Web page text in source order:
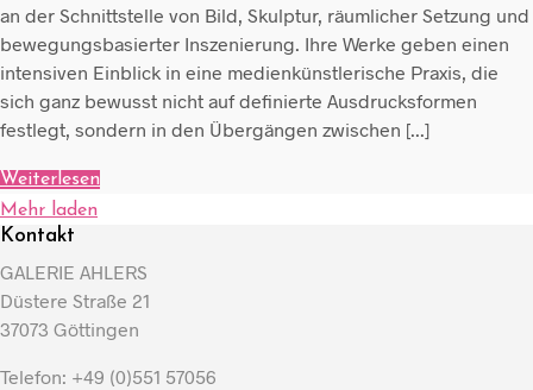
an der Schnittstelle von Bild, Skulptur, räumlicher Setzung und
bewegungsbasierter Inszenierung. Ihre Werke geben einen
intensiven Einblick in eine medienkünstlerische Praxis, die
sich ganz bewusst nicht auf definierte Ausdrucksformen
festlegt, sondern in den Übergängen zwischen [...]
Weiterlesen
Mehr laden
Kontakt
GALERIE AHLERS
Düstere Straße 21
37073 Göttingen
Telefon: +49 (0)551 57056